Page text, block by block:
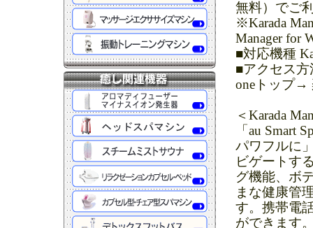
無料）でご
※Karada
Manager for
■対応機種
■アクセス
oneトップ→
＜Karada
「au Smart
パワフルに
ビゲートす
グ機能、ボ
まな健康管
す。携帯電
ができます